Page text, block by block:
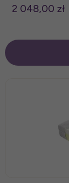
2 048,00 zł